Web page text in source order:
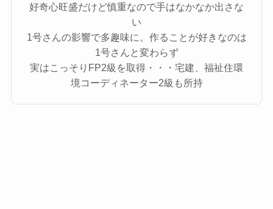
好奇心旺盛だけど慎重なので手はなかなか出さな
い
1号さんの影響で多趣味に。作ることが好きなのは
1号さんと変わらず
実はこっそりFP2級を取得・・・宅建、福祉住環
境コーディネーター2級も所持